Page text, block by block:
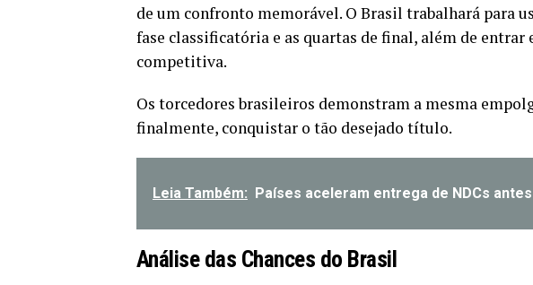
de um confronto memorável. O Brasil trabalhará para
fase classificatória e as quartas de final, além de
competitiva.
Os torcedores brasileiros demonstram a mesma
finalmente, conquistar o tão desejado título.
Leia Também: Países aceleram entrega de NDCs
Análise das Chances do Brasil